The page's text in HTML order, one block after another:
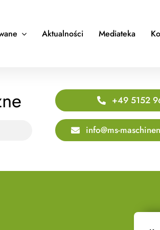
Aktualności Mediateka
+49 5152
info@ms-